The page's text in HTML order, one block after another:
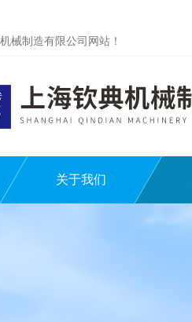
械制造有限公司网站！
关于我们